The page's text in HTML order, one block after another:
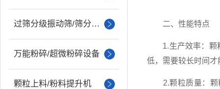
过筛分级振动筛/筛分设备
万能粉碎/超微粉碎设备
颗粒上料/粉料提升机
二、性能特点
1.生产效率：颗粒
低，需要较长时间
2.颗粒质量：颗粒